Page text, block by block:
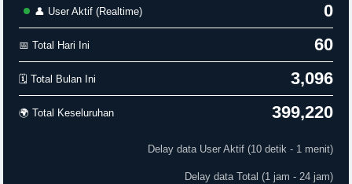
👤 User Aktif (Realtime) 0
📅 Total Hari Ini 60
🗓️ Total Bulan Ini 3,096
🌍 Total Keseluruhan 399,220
Delay data User Aktif (10 detik - 1 menit)
Delay data Total (1 jam - 24 jam)